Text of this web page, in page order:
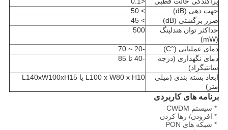
جهت دهی (dB)
> 50
ضرر برگشتی (dB)
> 45
حداکثر توان هندلینگ
(mW)
500
دمای عملیاتی (°C)
-20 ~ 70
دمای نگهداری (درجه
سانتیگراد)
-40 تا 85
ابعاد بسته بندی (میلی
متر)
L100 x W80 x H10 یا L140xW100xH15
برنامه های کاربردی
* سیستم CWDM
* افزودن/ رها کردن
* شبکه های PON